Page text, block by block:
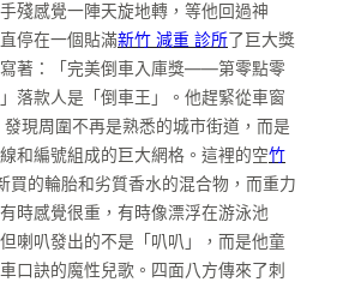
殘感覺一陣天旋地轉，等他回過神
停在一個貼滿新竹 減重 診所了巨大獎
著：「完美倒車入庫獎——第零點零
落款人是「倒車王」。他趕緊從車窗
發現周圍不再是熟悉的城市街道，而是
和編號組成的巨大網格。這裡的空竹
買的輪胎和劣質香水的混合物，而重力
時感覺很重，有時像漂浮在游泳池
喇叭發出的不是「叭叭」，而是他童
口訣的魔性兒歌。四面八方傳來了刺